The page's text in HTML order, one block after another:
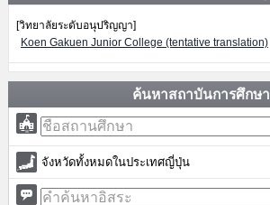
[วิทยาลัยระดับอนุปริญญา]
Koen Gakuen Junior College (tentative translation)
ค้นหาสถาบันการศึกษา
จังหวัดทั้งหมดในประเทศญี่ปุ่น